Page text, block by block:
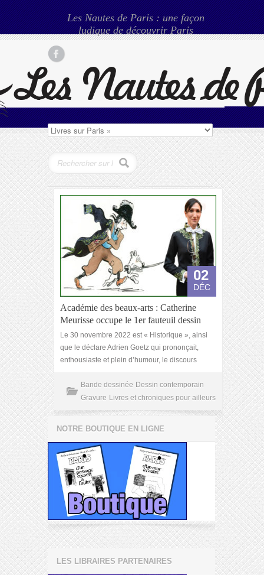
Les Nautes de Paris : une façon
ludique de découvrir Paris
02
DÉC
Académie des beaux-arts : Catherine
Meurisse occupe le 1er fauteuil dessin
Le 30 novembre 2022 est « Historique », ainsi
que le déclare Adrien Goetz qui prononçait,
enthousiaste et plein d’humour, le discours
Bande dessinée Dessin contemporain
Gravure Livres et chroniques pour ailleurs
NOTRE BOUTIQUE EN LIGNE
LES LIBRAIRES PARTENAIRES